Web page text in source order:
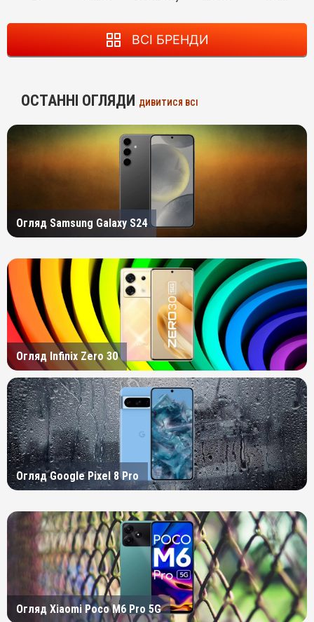
ВСІ БРЕНДИ
ОСТАННІ ОГЛЯДИ ДИВИТИСЯ ВСІ
Огляд Samsung Galaxy S24
Огляд Infinix Zero 30
Огляд Google Pixel 8 Pro
Огляд Xiaomi Poco M6 Pro 5G